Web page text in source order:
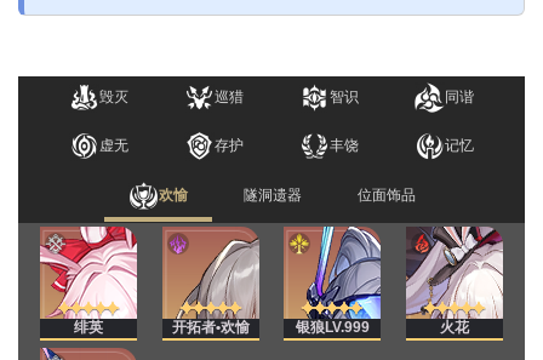
毁灭 巡猎 智识 同谐
虚无 存护 丰饶 记忆
欢愉 隧洞遗器 位面饰品
绯英 开拓者•欢愉 银狼LV.999 火花